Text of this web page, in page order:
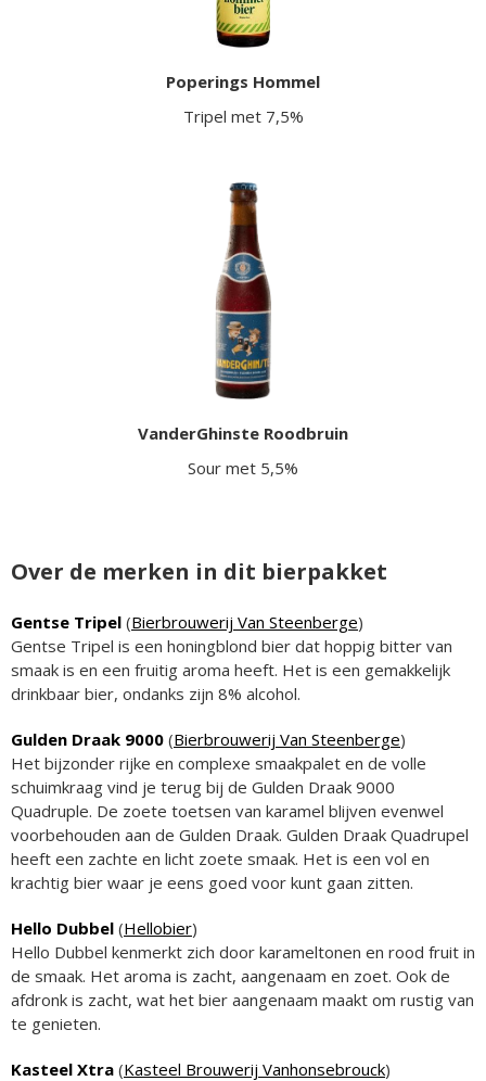
Poperings Hommel
Tripel met 7,5%
VanderGhinste Roodbruin
Sour met 5,5%
Over de merken in dit bierpakket
Gentse Tripel (Bierbrouwerij Van Steenberge)
Gentse Tripel is een honingblond bier dat hoppig bitter van
smaak is en een fruitig aroma heeft. Het is een gemakkelijk
drinkbaar bier, ondanks zijn 8% alcohol.
Gulden Draak 9000 (Bierbrouwerij Van Steenberge)
Het bijzonder rijke en complexe smaakpalet en de volle
schuimkraag vind je terug bij de Gulden Draak 9000
Quadruple. De zoete toetsen van karamel blijven evenwel
voorbehouden aan de Gulden Draak. Gulden Draak Quadrupel
heeft een zachte en licht zoete smaak. Het is een vol en
krachtig bier waar je eens goed voor kunt gaan zitten.
Hello Dubbel (Hellobier)
Hello Dubbel kenmerkt zich door karameltonen en rood fruit in
de smaak. Het aroma is zacht, aangenaam en zoet. Ook de
afdronk is zacht, wat het bier aangenaam maakt om rustig van
te genieten.
Kasteel Xtra (Kasteel Brouwerij Vanhonsebrouck)